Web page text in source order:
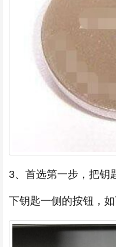
3、首选第一步，把钥
下钥匙一侧的按钮，